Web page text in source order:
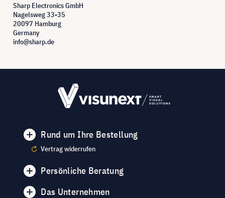
Sharp Electronics GmbH
Nagelsweg 33-35
20097 Hamburg
Germany
info@sharp.de
Rund um Ihre Bestellung
Vertrag widerrufen
Persönliche Beratung
Das Unternehmen